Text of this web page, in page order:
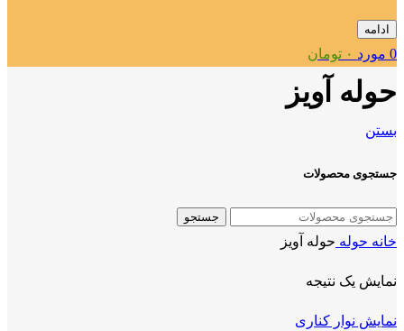
ادامه
0 مورد ۰ تومان
حوله آویز
بستن
جستجوی محصولات
جستجو
خانه حوله حوله آویز
نمایش یک نتیجه
نمایش نوار کناری